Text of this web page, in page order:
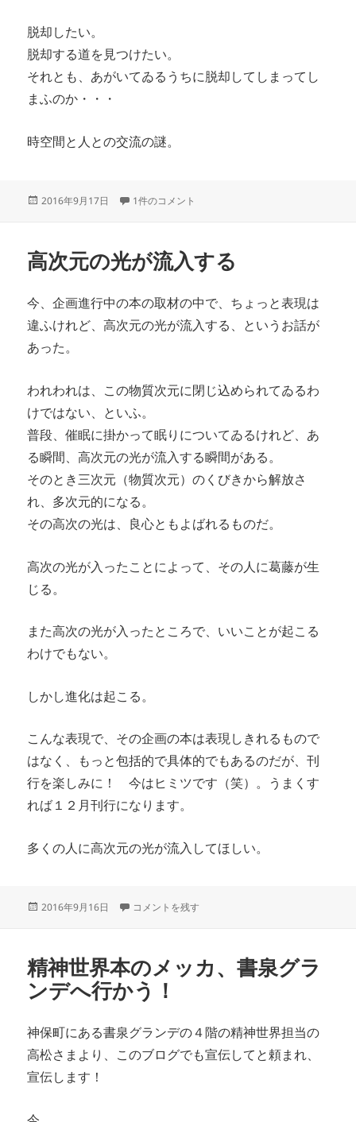
脱却したい。
脱却する道を見つけたい。
それとも、あがいてゐるうちに脱却してしまってし
まふのか・・・
時空間と人との交流の謎。
投
2016年9月17日 ものごとが咬み合わない への
1件のコメント
高次元の光が流入する
今、企画進行中の本の取材の中で、ちょっと表現は
違ふけれど、高次元の光が流入する、というお話が
あった。
われわれは、この物質次元に閉じ込められてゐるわ
けではない、といふ。
普段、催眠に掛かって眠りについてゐるけれど、あ
る瞬間、高次元の光が流入する瞬間がある。
そのとき三次元（物質次元）のくびきから解放さ
れ、多次元的になる。
その高次の光は、良心ともよばれるものだ。
高次の光が入ったことによって、その人に葛藤が生
じる。
また高次の光が入ったところで、いいことが起こる
わけでもない。
しかし進化は起こる。
こんな表現で、その企画の本は表現しきれるもので
はなく、もっと包括的で具体的でもあるのだが、刊
行を楽しみに！ 今はヒミツです（笑）。うまくす
れば１２月刊行になります。
多くの人に高次元の光が流入してほしい。
投
2016年9月16日 高次元の光が流入する に
コメントを残す
精神世界本のメッカ、書泉グラ
ンデへ行かう！
神保町にある書泉グランデの４階の精神世界担当の
高松さまより、このブログでも宣伝してと頼まれ、
宣伝します！